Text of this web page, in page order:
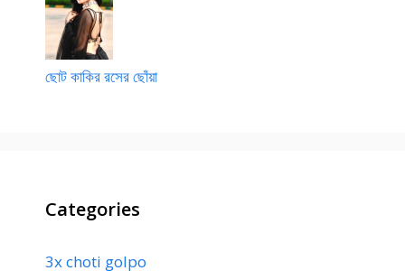
ছোট কাকির রসের ছোঁয়া
Categories
3x choti golpo